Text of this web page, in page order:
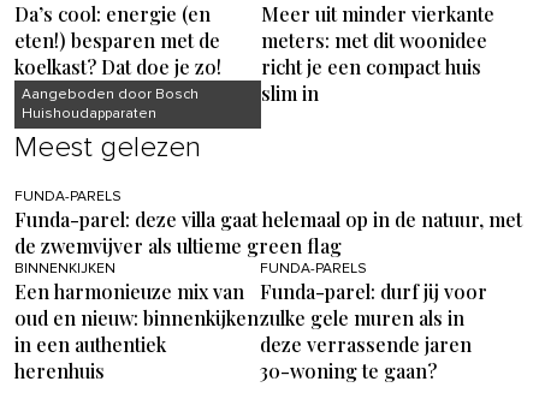
Da’s cool: energie (en
eten!) besparen met de
koelkast? Dat doe je zo!
Aangeboden door Bosch
Huishoudapparaten
Meer uit minder vierkante
meters: met dit woonidee
richt je een compact huis
slim in
Meest gelezen
FUNDA-PARELS
Funda-parel: deze villa gaat helemaal op in de natuur, met
de zwemvijver als ultieme green flag
BINNENKIJKEN
Een harmonieuze mix van
oud en nieuw: binnenkijken
in een authentiek
herenhuis
FUNDA-PARELS
Funda-parel: durf jij voor
zulke gele muren als in
deze verrassende jaren
30-woning te gaan?